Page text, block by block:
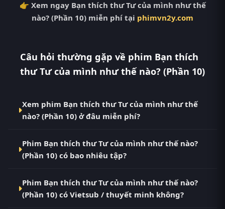
👉 Xem ngay Bạn thích thư Tư của mình như thế
nào? (Phần 10) miễn phí tại phimvn2y.com
Câu hỏi thường gặp về phim Bạn thích
thư Tư của mình như thế nào? (Phần 10)
Xem phim Bạn thích thư Tư của mình như thế
nào? (Phần 10) ở đâu miễn phí?
thế nào? (Phần 10) Vietsub HD miễn phí tại RoPhim
(phimvn2y.com) — không quảng cáo, cập nhật
MotPhim, MotChill, GhienPhim, ThungPhim, Phim
VN2, BiluTV, TVHay.
Phim Bạn thích thư Tư của mình như thế nào?
(Phần 10) có bao nhiêu tập?
10) hiện đã hoàn thành với Hoàn Tất (10/10). Tại
RoPhim, các tập mới được cập nhật liên tục mỗi 10
Phim Bạn thích thư Tư của mình như thế nào?
(Phần 10) có Vietsub / thuyết minh không?